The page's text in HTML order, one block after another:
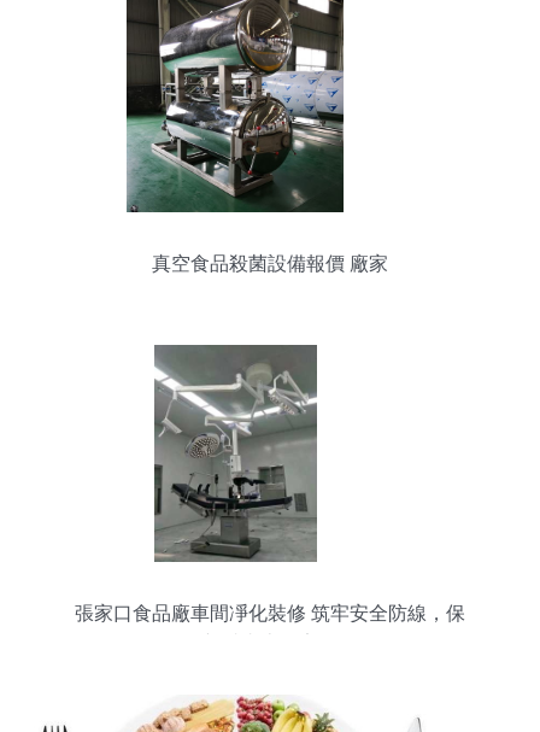
真空食品殺菌設備報價 廠家
張家口食品廠車間凈化裝修 筑牢安全防線，保